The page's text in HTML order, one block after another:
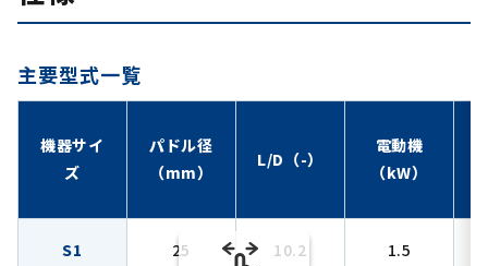
主要型式一覧
機器サイ
ズ
パドル径
（mm）
L/D（-）
電動機
（kW）
S1 25 10.2 1.5